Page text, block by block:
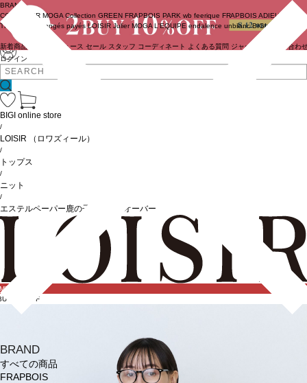
ログイン
BRAND
COUTURIER MOGA Collection GREEN FRAPBOIS PARK wb feerique FRAPBOIS ADIEU
TRISTESSE
congés payés LOISIR Julier MOGA L'EQUIPE endalence unbilanc BIGI online store
新着商品 ニュース セール スタッフ コーディネート よくある質問 ジャーナル お問い合わ
BRAND
すべての商品
FRAPBOIS
BIGI online store
/
LOISIR （ロワズィール）
/
トップス
/
ニット
/
エステルペーパー鹿の子編みプルオーバー
SALE